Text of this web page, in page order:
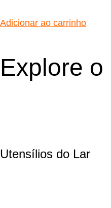
Adicionar ao carrinho
Explore
Utensílios do Lar